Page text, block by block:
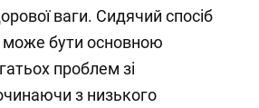
ваги. Сидячий спосіб
бути основною
проблем зі
з низького